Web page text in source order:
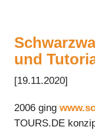
und
[19.11.2020]
2006 ging
TOURS.DE